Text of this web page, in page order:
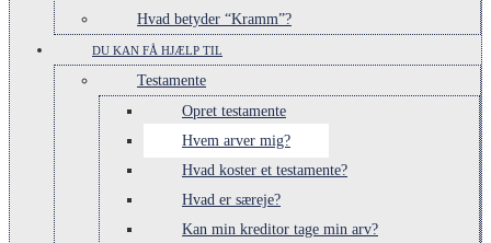
Hvad betyder “Kramm”?
DU KAN FÅ HJÆLP TIL
Testamente
Opret testamente
Hvem arver mig?
Hvad koster et testamente?
Hvad er særeje?
Kan min kreditor tage min arv?